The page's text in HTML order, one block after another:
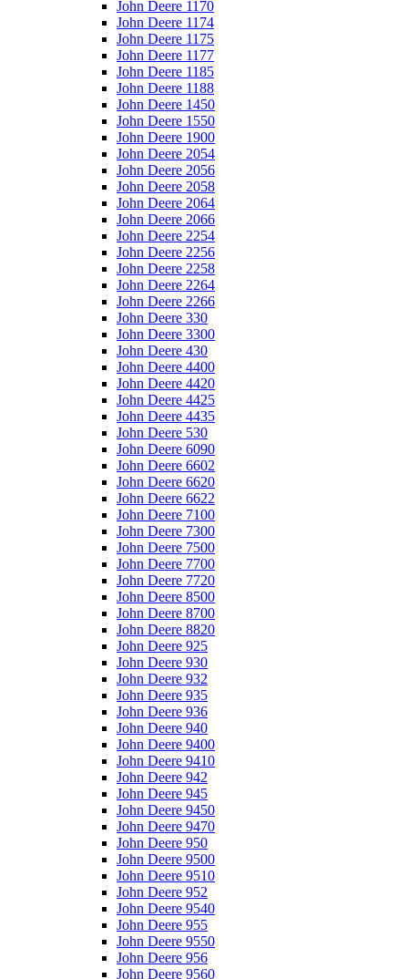
John Deere 1170
John Deere 1174
John Deere 1175
John Deere 1177
John Deere 1185
John Deere 1188
John Deere 1450
John Deere 1550
John Deere 1900
John Deere 2054
John Deere 2056
John Deere 2058
John Deere 2064
John Deere 2066
John Deere 2254
John Deere 2256
John Deere 2258
John Deere 2264
John Deere 2266
John Deere 330
John Deere 3300
John Deere 430
John Deere 4400
John Deere 4420
John Deere 4425
John Deere 4435
John Deere 530
John Deere 6090
John Deere 6602
John Deere 6620
John Deere 6622
John Deere 7100
John Deere 7300
John Deere 7500
John Deere 7700
John Deere 7720
John Deere 8500
John Deere 8700
John Deere 8820
John Deere 925
John Deere 930
John Deere 932
John Deere 935
John Deere 936
John Deere 940
John Deere 9400
John Deere 9410
John Deere 942
John Deere 945
John Deere 9450
John Deere 9470
John Deere 950
John Deere 9500
John Deere 9510
John Deere 952
John Deere 9540
John Deere 955
John Deere 9550
John Deere 956
John Deere 9560